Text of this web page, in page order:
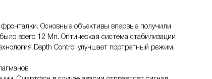
Основные объективы впервые получили
всего 12 Мп. Оптическая система стабилизации
Depth Control улучшает портретный режим,